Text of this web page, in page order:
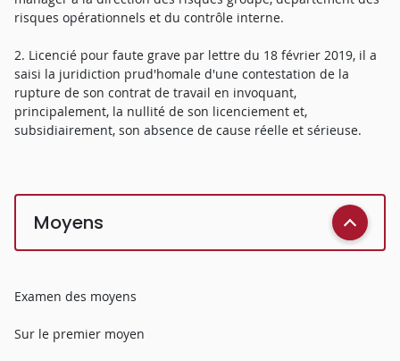
risques opérationnels et du contrôle interne.
2. Licencié pour faute grave par lettre du 18 février 2019, il a
saisi la juridiction prud'homale d'une contestation de la
rupture de son contrat de travail en invoquant,
principalement, la nullité de son licenciement et,
subsidiairement, son absence de cause réelle et sérieuse.
Moyens
Examen des moyens
Sur le premier moyen